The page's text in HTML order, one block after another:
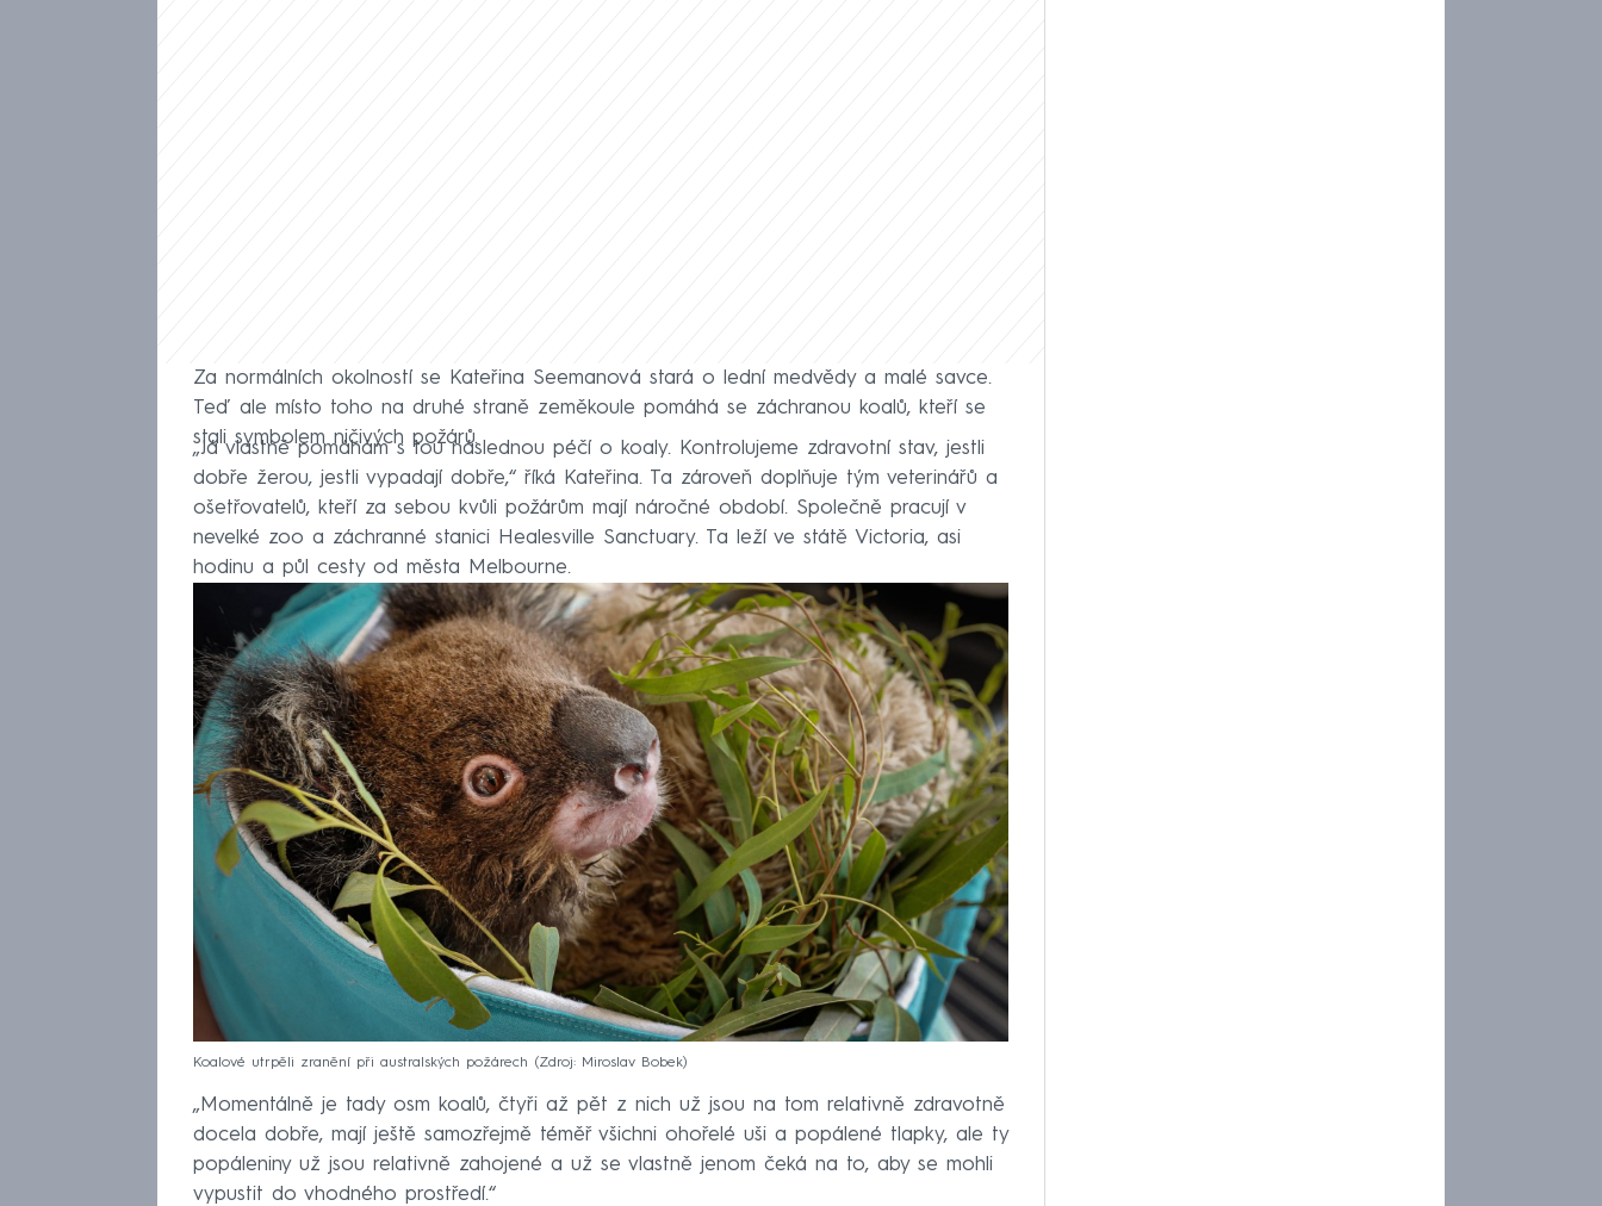
Za normálních okolností se Kateřina Seemanová stará o lední medvědy a malé savce.
Teď ale místo toho na druhé straně zeměkoule pomáhá se záchranou koalů, kteří se
stali symbolem ničivých požárů.
„Já vlastně pomáhám s tou následnou péčí o koaly. Kontrolujeme zdravotní stav, jestli
dobře žerou, jestli vypadají dobře,“ říká Kateřina. Ta zároveň doplňuje tým veterinářů a
ošetřovatelů, kteří za sebou kvůli požárům mají náročné období. Společně pracují v
nevelké zoo a záchranné stanici Healesville Sanctuary. Ta leží ve státě Victoria, asi
hodinu a půl cesty od města Melbourne.
Koalové utrpěli zranění při australských požárech Zdroj: Miroslav Bobek
„Momentálně je tady osm koalů, čtyři až pět z nich už jsou na tom relativně zdravotně
docela dobře, mají ještě samozřejmě téměř všichni ohořelé uši a popálené tlapky, ale ty
popáleniny už jsou relativně zahojené a už se vlastně jenom čeká na to, aby se mohli
vypustit do vhodného prostředí.“